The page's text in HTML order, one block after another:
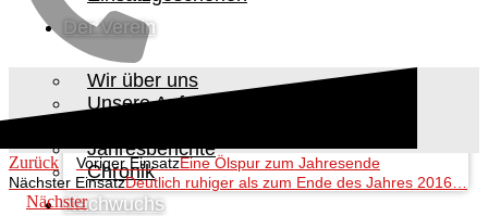
Der Verein
Wir über uns
Unsere Aufgabe
Jahresberichte
Chronik
Nachwuchs
Zurück Voriger EinsatzEine Ölspur zum Jahresende
Nächster EinsatzDeutlich ruhiger als zum Ende des Jahres 2016…
Nächster